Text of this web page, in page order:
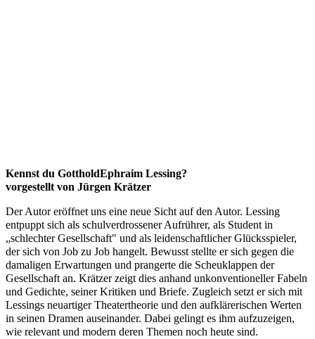
Kennst du GottholdEphraim Lessing?
vorgestellt von Jürgen Krätzer
Der Autor eröffnet uns eine neue Sicht auf den Autor. Lessing
entpuppt sich als schulverdrossener Aufrührer, als Student in
„schlechter Gesellschaft" und als leidenschaftlicher Glücksspieler,
der sich von Job zu Job hangelt. Bewusst stellte er sich gegen die
damaligen Erwartungen und prangerte die Scheuklappen der
Gesellschaft an. Krätzer zeigt dies anhand unkonventioneller Fabeln
und Gedichte, seiner Kritiken und Briefe. Zugleich setzt er sich mit
Lessings neuartiger Theatertheorie und den aufklärerischen Werten
in seinen Dramen auseinander. Dabei gelingt es ihm aufzuzeigen,
wie relevant und modern deren Themen noch heute sind.